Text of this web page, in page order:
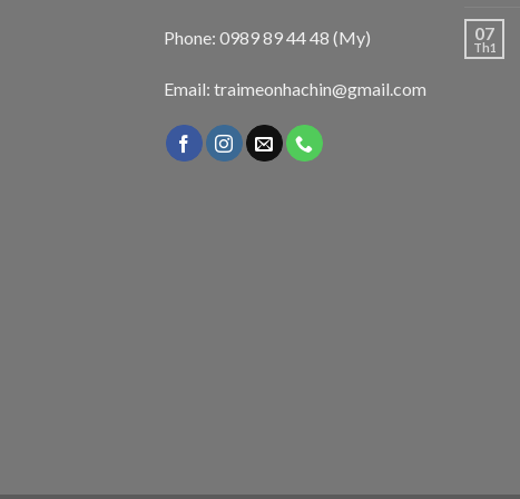
Phone: 0989 89 44 48 (My)
Email: traimeonhachin@gmail.com
07
Th1